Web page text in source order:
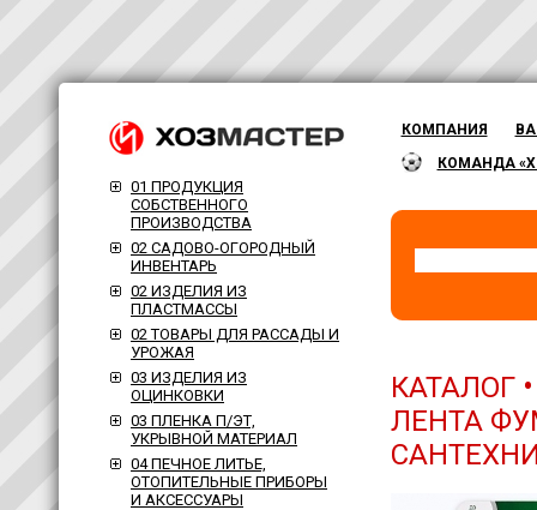
01 ПРОДУКЦИЯ
СОБСТВЕННОГО
ПРОИЗВОДСТВА
02 САДОВО-ОГОРОДНЫЙ
ИНВЕНТАРЬ
02 ИЗДЕЛИЯ ИЗ
ПЛАСТМАССЫ
02 ТОВАРЫ ДЛЯ РАССАДЫ И
УРОЖАЯ
03 ИЗДЕЛИЯ ИЗ
ОЦИНКОВКИ
03 ПЛЕНКА П/ЭТ,
УКРЫВНОЙ МАТЕРИАЛ
04 ПЕЧНОЕ ЛИТЬЕ,
ОТОПИТЕЛЬНЫЕ ПРИБОРЫ
И АКСЕССУАРЫ
КОМПАНИЯ
КОМАНДА
КАТАЛОГ
ЛЕНТА